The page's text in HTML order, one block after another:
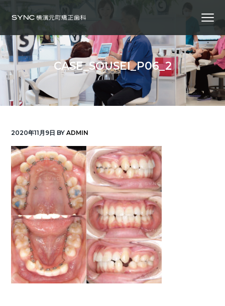
i
p
t
o
i
p
t
o
i
p
t
o
SYNC横浜元町矯正歯科
横
浜
の
矯
正
歯
科
専
門
土
日
横
浜
な
と
み
ら
い
線
「元
町
中
華
街
駅」
徒
歩
1
分
CASE_SOUSEI_P06_2
2020年11月9日 BYADMIN